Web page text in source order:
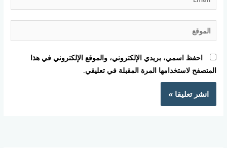
الموقع
احفظ اسمي، بريدي الإلكتروني، والموقع الإلكتروني في هذا
المتصفح لاستخدامها المرة المقبلة في تعليقي.